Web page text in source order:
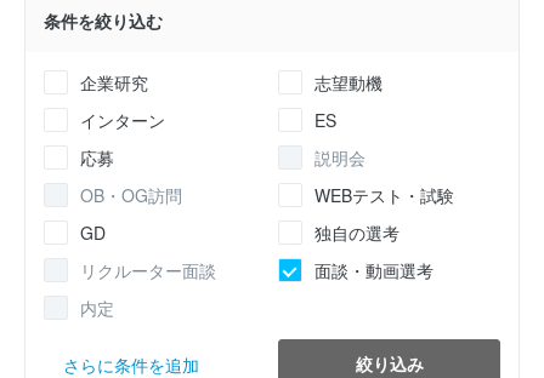
条件を絞り込む
企業研究
志望動機
インターン
ES
応募
説明会
OB・OG訪問
WEBテスト・試験
GD
独自の選考
リクルーター面談
面談・動画選考
内定
さらに条件を追加 絞り込み